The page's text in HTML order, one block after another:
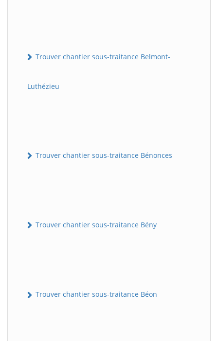
Trouver chantier sous-traitance Belmont-
Luthézieu
Trouver chantier sous-traitance Bénonces
Trouver chantier sous-traitance Bény
Trouver chantier sous-traitance Béon